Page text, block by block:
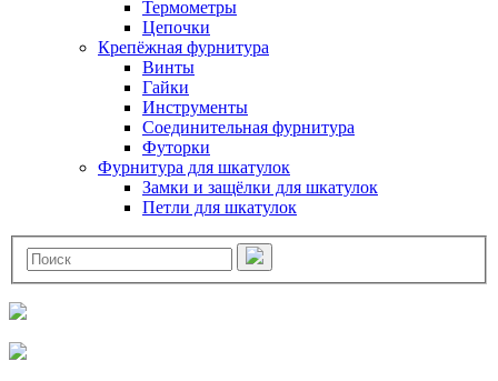
Термометры
Цепочки
Крепёжная фурнитура
Винты
Гайки
Инструменты
Соединительная фурнитура
Футорки
Фурнитура для шкатулок
Замки и защёлки для шкатулок
Петли для шкатулок